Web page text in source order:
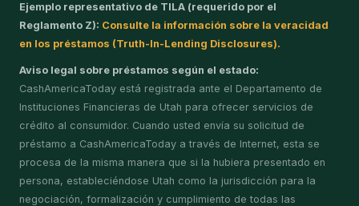
Ejemplo representativo de TILA (requerido por el
Reglamento Z): Consulte la información sobre la veracidad
en los préstamos (Truth-In-Lending Disclosures).
Aviso legal sobre préstamos según el estado:
CashAmericaToday está registrada ante el Departamento de
Instituciones Financieras de Utah para ofrecer servicios de
crédito al consumidor. Cuando usted envía su solicitud de
préstamo a CashAmericaToday a través de Internet, esta se
procesa de la misma manera que si la hubiera presentado en
persona, estableciéndose Utah como la jurisdicción para la
negociación, formalización y cumplimiento de todas las